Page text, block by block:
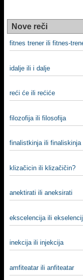
Nove reči
fitnes trener ili fitnes-
idalje ili i dalje
reći će ili rećiće
filozofija ili filosofija
finalistkinja ili finaliskinja
klizačicin ili klizačičin?
anektirati ili aneksirati
ekscelencija ili
inekcija ili injekcija
amfiteatar ili anfiteatar